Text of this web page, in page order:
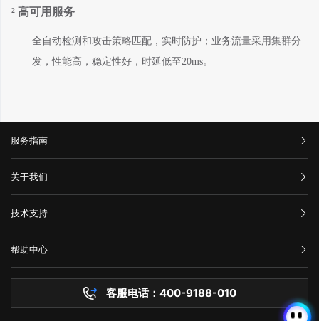
² 高可用服务
全自动检测和攻击策略匹配，实时防护；业务流量采用集群分
发，性能高，稳定性好，时延低至20ms。
服务指南
汇款信息
购买流程
服务条款
关于我们
公司介绍
举报中心
隐私声明
技术支持
网站备案
技术文档
帮助中心
服务器问题
客服电话：400-9188-010